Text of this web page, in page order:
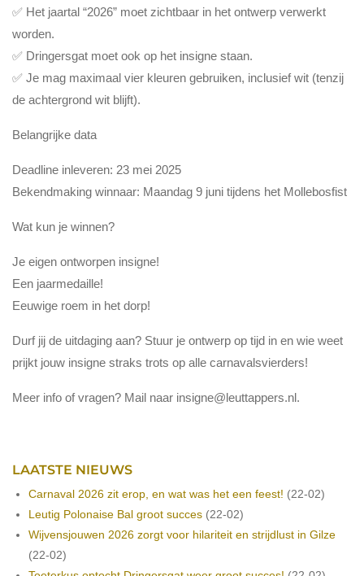
✅ Het jaartal “2026” moet zichtbaar in het ontwerp verwerkt
worden.
✅ Dringersgat moet ook op het insigne staan.
✅ Je mag maximaal vier kleuren gebruiken, inclusief wit (tenzij
de achtergrond wit blijft).
Belangrijke data
Deadline inleveren: 23 mei 2025
Bekendmaking winnaar: Maandag 9 juni tijdens het Mollebosfist
Wat kun je winnen?
Je eigen ontworpen insigne!
Een jaarmedaille!
Eeuwige roem in het dorp!
Durf jij de uitdaging aan? Stuur je ontwerp op tijd in en wie weet
prijkt jouw insigne straks trots op alle carnavalsvierders!
Meer info of vragen? Mail naar insigne@leuttappers.nl.
LAATSTE NIEUWS
Carnaval 2026 zit erop, en wat was het een feest! (22-02)
Leutig Polonaise Bal groot succes (22-02)
Wijvensjouwen 2026 zorgt voor hilariteit en strijdlust in Gilze
(22-02)